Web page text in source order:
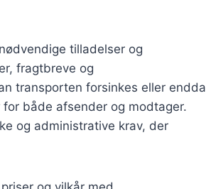
tilladelser og
fragtbreve og
transporten forsinkes eller endda
både afsender og modtager.
og administrative krav, der